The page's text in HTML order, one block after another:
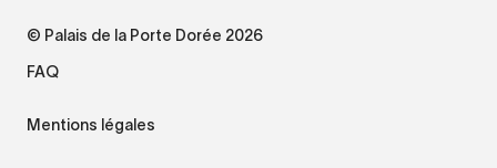
© Palais de la Porte Dorée 2026
FAQ
Mentions légales